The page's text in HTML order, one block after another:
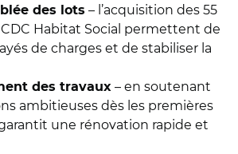
des lots – l’acquisition des 55
Habitat Social permettent de
de charges et de stabiliser la
des travaux – en soutenant
ambitieuses dès les premières
une rénovation rapide et